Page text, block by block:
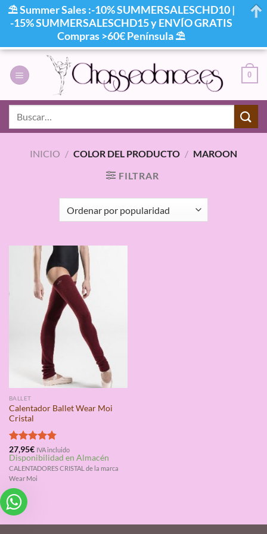
contenido
0
INICIO / COLOR DEL PRODUCTO / MAROON
FILTRAR
BALLET
Calentador Ballet Wear Moi
Cristal
Valorado
con4.75
de 5
27,95€ IVA incluido
Disponibilidad en Almacén
CALENTADORES CRISTAL de la marca
Wear Moi
⛱ Summer Sales :-10% SUMMERSALESCHD10 |
-15% SUMMERSALESCHD15 y ENVÍO GRATIS
Compras >60€ Península ⛱